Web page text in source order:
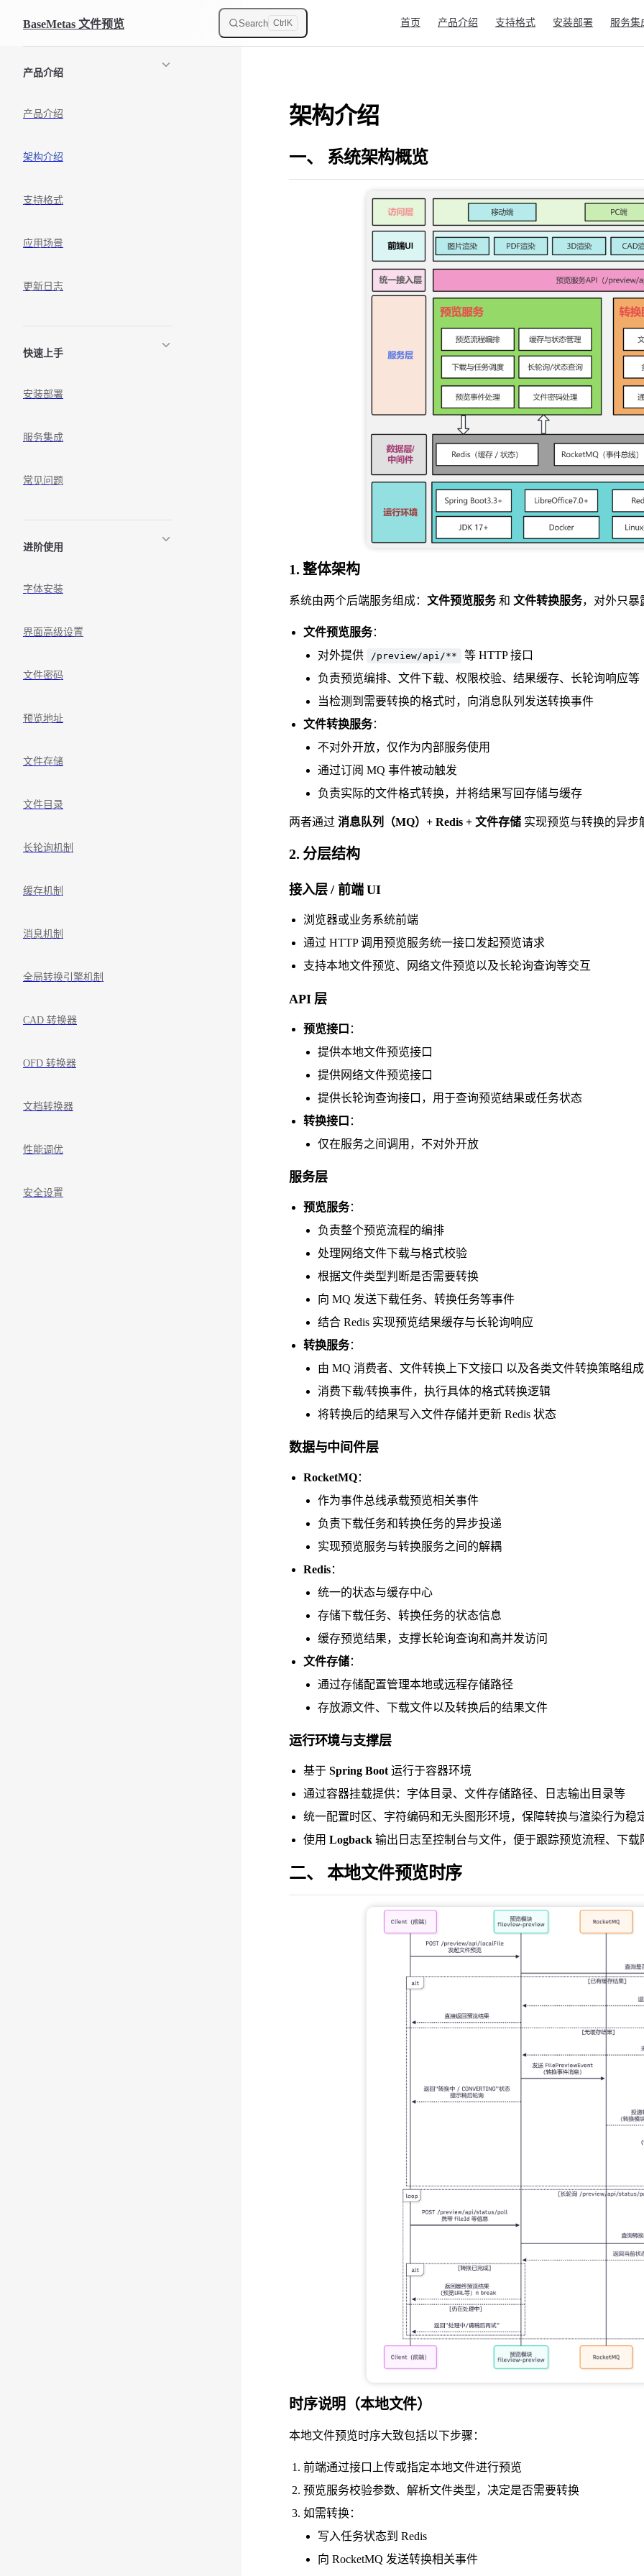
Skip to content
BaseMetas 文件预览 Search Ctrl K 首页 产品介绍 支持格式 安装部署 服务集
产品介绍
产品介绍
架构介绍
支持格式
应用场景
更新日志
快速上手
安装部署
服务集成
常见问题
进阶使用
字体安装
界面高级设置
文件密码
预览地址
文件存储
文件目录
长轮询机制
缓存机制
消息机制
全局转换引擎机制
CAD 转换器
OFD 转换器
文档转换器
性能调优
安全设置
架构介绍
一、 系统架构概览
1. 整体架构
系统由两个后端服务组成： 文件预览服务和 文件转换服务，对外只暴
文件预览服务：
对外提供
/preview/api/**
等 HTTP 接口
负责预览编排、文件下载、权限校验、结果缓存、长轮询响应等
当检测到需要转换的格式时，向消息队列发送转换事件
文件转换服务：
不对外开放，仅作为内部服务使用
通过订阅 MQ 事件被动触发
负责实际的文件格式转换，并将结果写回存储与缓存
两者通过 消息队列（MQ）+ Redis + 文件存储 实现预览与转换的异步
2. 分层结构
接入层 / 前端 UI
浏览器或业务系统前端
通过 HTTP 调用预览服务统一接口发起预览请求
支持本地文件预览、网络文件预览以及长轮询查询等交互
API 层
预览接口 ：
提供本地文件预览接口
提供网络文件预览接口
提供长轮询查询接口，用于查询预览结果或任务状态
转换接口 ：
仅在服务之间调用，不对外开放
服务层
预览服务：
负责整个预览流程的编排
处理网络文件下载与格式校验
根据文件类型判断是否需要转换
向 MQ 发送下载任务、转换任务等事件
结合 Redis 实现预览结果缓存与长轮询响应
转换服务：
由 MQ 消费者、文件转换上下文接口 以及各类文件转换策略组成
消费下载/转换事件，执行具体的格式转换逻辑
将转换后的结果写入文件存储并更新 Redis 状态
数据与中间件层
RocketMQ：
作为事件总线承载预览相关事件
负责下载任务和转换任务的异步投递
实现预览服务与转换服务之间的解耦
Redis：
统一的状态与缓存中心
存储下载任务、转换任务的状态信息
缓存预览结果，支撑长轮询查询和高并发访问
文件存储：
通过存储配置管理本地或远程存储路径
存放源文件、下载文件以及转换后的结果文件
运行环境与支撑层
基于 Spring Boot 运行于容器环境
通过容器挂载提供：字体目录、文件存储路径、日志输出目录等
统一配置时区、字符编码和无头图形环境，保障转换与渲染行为稳
使用 Logback 输出日志至控制台与文件，便于跟踪预览流程、下
二、 本地文件预览时序
时序说明（本地文件）
本地文件预览时序大致包括以下步骤：
前端通过接口上传或指定本地文件进行预览
预览服务校验参数、解析文件类型，决定是否需要转换
如需转换：
写入任务状态到 Redis
向 RocketMQ 发送转换相关事件